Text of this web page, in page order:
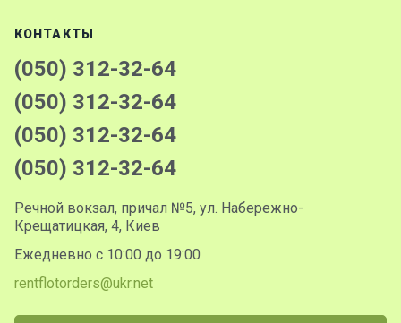
КОНТАКТЫ
(050) 312-32-64
(050) 312-32-64
(050) 312-32-64
(050) 312-32-64
Речной вокзал, причал №5, ул. Набережно-
Крещатицкая, 4, Киев
Ежедневно с 10:00 до 19:00
rentflotorders@ukr.net